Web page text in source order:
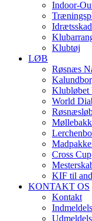
Indoor-
Klubtøj
LØB
Røsnæs
Klubløbet
World
Cross Cup
KIF til
KONTAKT OS
Kontakt